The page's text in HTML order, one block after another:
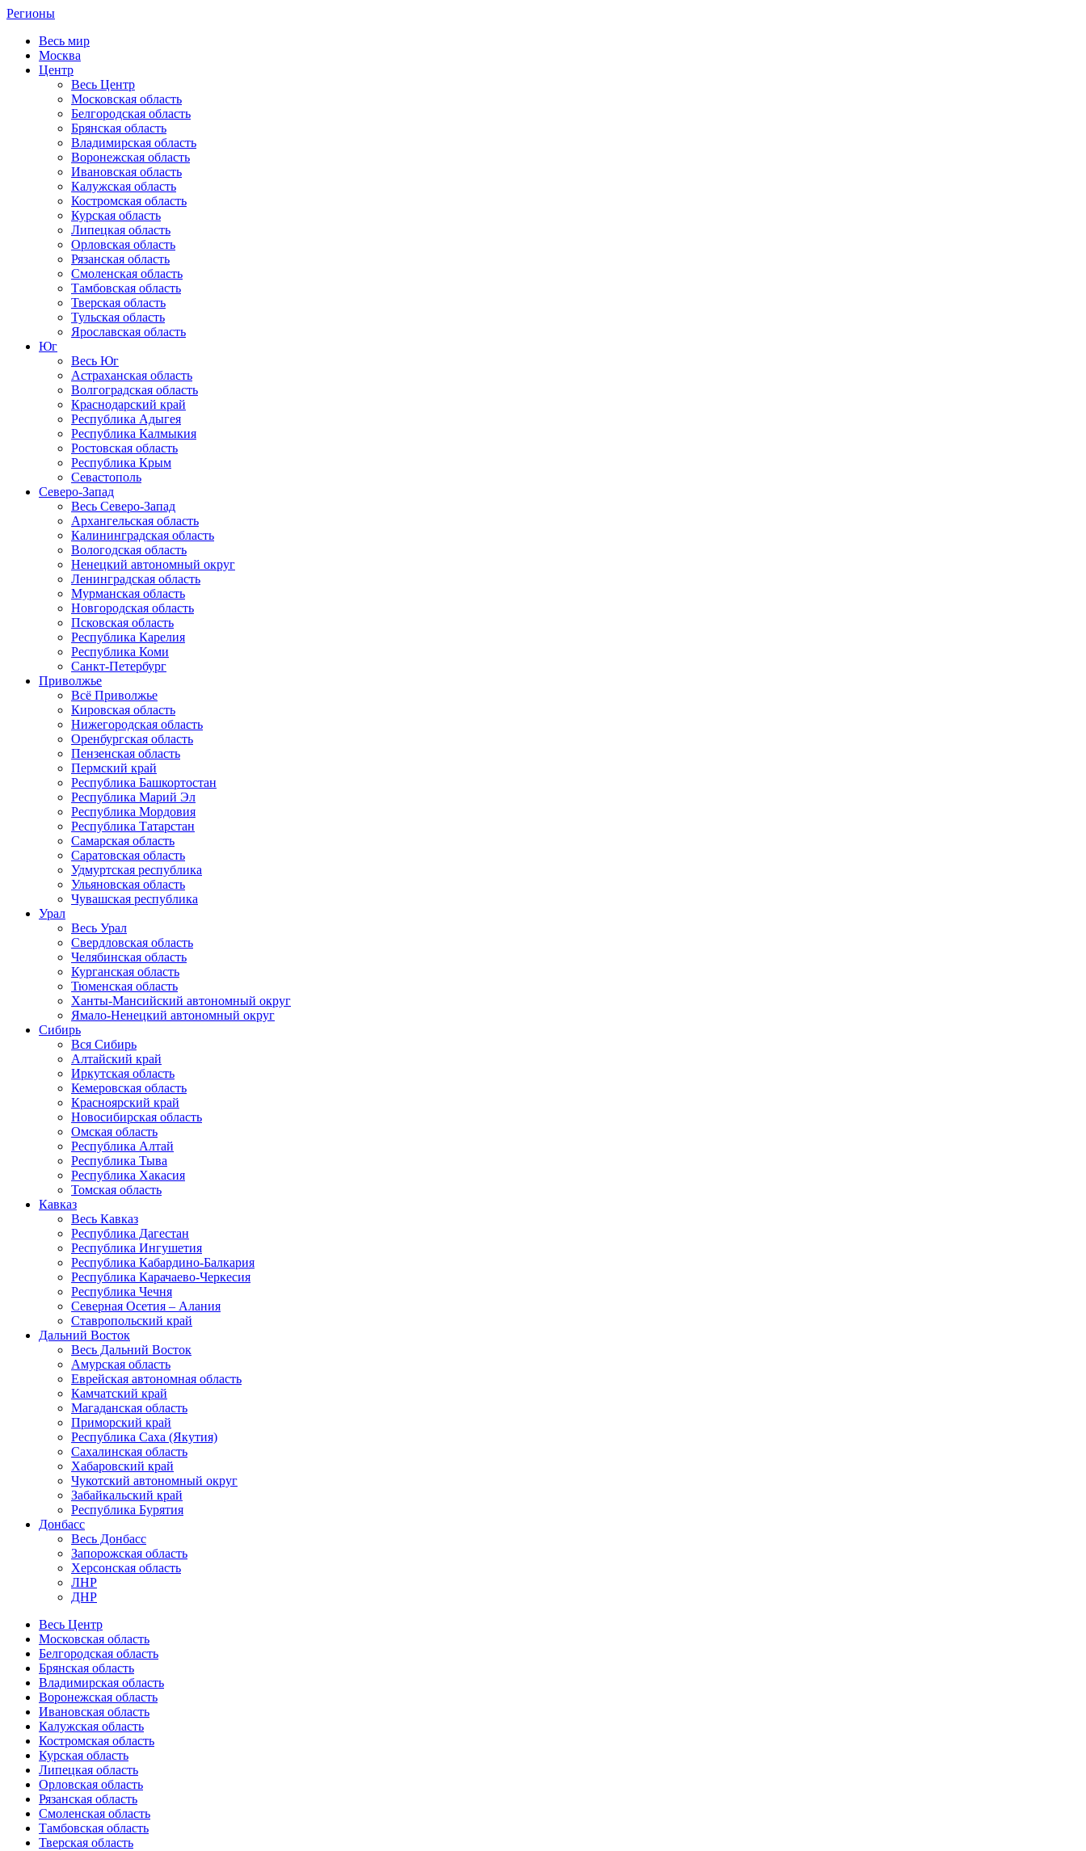
Регионы
Весь мир
Москва
Центр
Весь Центр
Московская область
Белгородская область
Брянская область
Владимирская область
Воронежская область
Ивановская область
Калужская область
Костромская область
Курская область
Липецкая область
Орловская область
Рязанская область
Смоленская область
Тамбовская область
Тверская область
Тульская область
Ярославская область
Юг
Весь Юг
Астраханская область
Волгоградская область
Краснодарский край
Республика Адыгея
Республика Калмыкия
Ростовская область
Республика Крым
Севастополь
Северо-Запад
Весь Северо-Запад
Архангельская область
Калининградская область
Вологодская область
Ненецкий автономный округ
Ленинградская область
Мурманская область
Новгородская область
Псковская область
Республика Карелия
Республика Коми
Санкт-Петербург
Приволжье
Всё Приволжье
Кировская область
Нижегородская область
Оренбургская область
Пензенская область
Пермский край
Республика Башкортостан
Республика Марий Эл
Республика Мордовия
Республика Татарстан
Самарская область
Саратовская область
Удмуртская республика
Ульяновская область
Чувашская республика
Урал
Весь Урал
Свердловская область
Челябинская область
Курганская область
Тюменская область
Ханты-Мансийский автономный округ
Ямало-Ненецкий автономный округ
Сибирь
Вся Сибирь
Алтайский край
Иркутская область
Кемеровская область
Красноярский край
Новосибирская область
Омская область
Республика Алтай
Республика Тыва
Республика Хакасия
Томская область
Кавказ
Весь Кавказ
Республика Дагестан
Республика Ингушетия
Республика Кабардино-Балкария
Республика Карачаево-Черкесия
Республика Чечня
Северная Осетия – Алания
Ставропольский край
Дальний Восток
Весь Дальний Восток
Амурская область
Еврейская автономная область
Камчатский край
Магаданская область
Приморский край
Республика Саха (Якутия)
Сахалинская область
Хабаровский край
Чукотский автономный округ
Забайкальский край
Республика Бурятия
Донбасс
Весь Донбасс
Запорожская область
Херсонская область
ЛНР
ДНР
Весь Центр
Московская область
Белгородская область
Брянская область
Владимирская область
Воронежская область
Ивановская область
Калужская область
Костромская область
Курская область
Липецкая область
Орловская область
Рязанская область
Смоленская область
Тамбовская область
Тверская область